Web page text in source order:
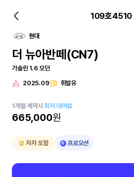
109호4510
현대
더 뉴아반떼(CN7)
가솔린 1.6 모던
2025.09 휘발유
1개월 계약시최저 대여료
665,000원
자차 포함 프로모션